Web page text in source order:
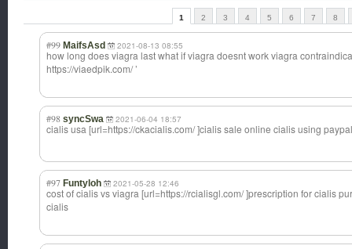
1 2 3 4 5 6 7 8
#99 MaifsAsd 2021-08-13 08:55
how long does viagra last what if viagra doesnt work viagra
https://viaedpik.com/ ’
#98 syncSwa 2021-06-04 18:57
cialis usa [url=https://ckacialis.com/ ]cialis sale online cialis using paypal
#97 Funtyloh 2021-05-28 12:46
cost of cialis vs viagra [url=https://rcialisgl.com/ ]prescription for cialis
cialis